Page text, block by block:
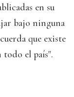
en su
bajo ninguna
que existe
todo el país".